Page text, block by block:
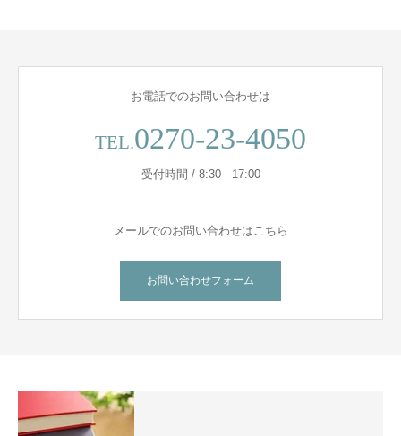
お電話でのお問い合わせは
TEL.0270-23-4050
受付時間 / 8:30 - 17:00
メールでのお問い合わせはこちら
お問い合わせフォーム